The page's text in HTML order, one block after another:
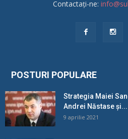
Contactați-ne:
POSTURI POPULARE
Strategia Maiei
Andrei Năstase și...
9 aprilie 2021